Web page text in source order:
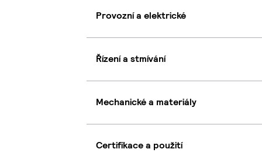
Provozní a elektrické
Řízení a stmívání
Mechanické a materiály
Certifikace a použití